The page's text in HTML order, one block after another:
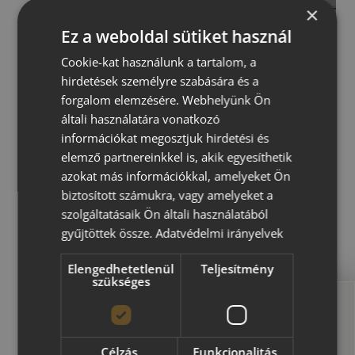
Termékek /Térkő/Urban First Giant
Urban First Giant
Az Urban First Giant nagyobb
méretű elemeivel (50 cmx33,3
cm 4 db/sor; 33,3 cmx33,3 cm 3
Megvan a térkő?
×
Ez a weboldal sütiket használ
Cookie-kat használunk a tartalom, a
hirdetések személyre szabására és a
forgalom elemzésére. Webhelyünk Ön
általi használatára vonatkozó
információkat megosztjuk hirdetési és
elemző partnereinkkel is, akik egyesíthetik
azokat más információkkal, amelyeket Ön
biztosított számukra, vagy amelyeket a
szolgáltatásaik Ön általi használatából
gyűjtöttek össze.Adatvédelmi irányelvek
Elengedhetetlenül
szükséges
Teljesítmény
Célzás Funkcionalitás